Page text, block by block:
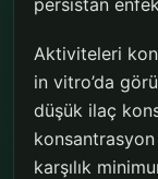
persistan
Aktiviteleri
in vitro’da
düşük ilaç
karşılık